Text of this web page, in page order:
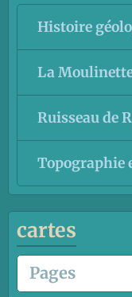
Histoire
La
Ruisseau de
Topographie
cartes